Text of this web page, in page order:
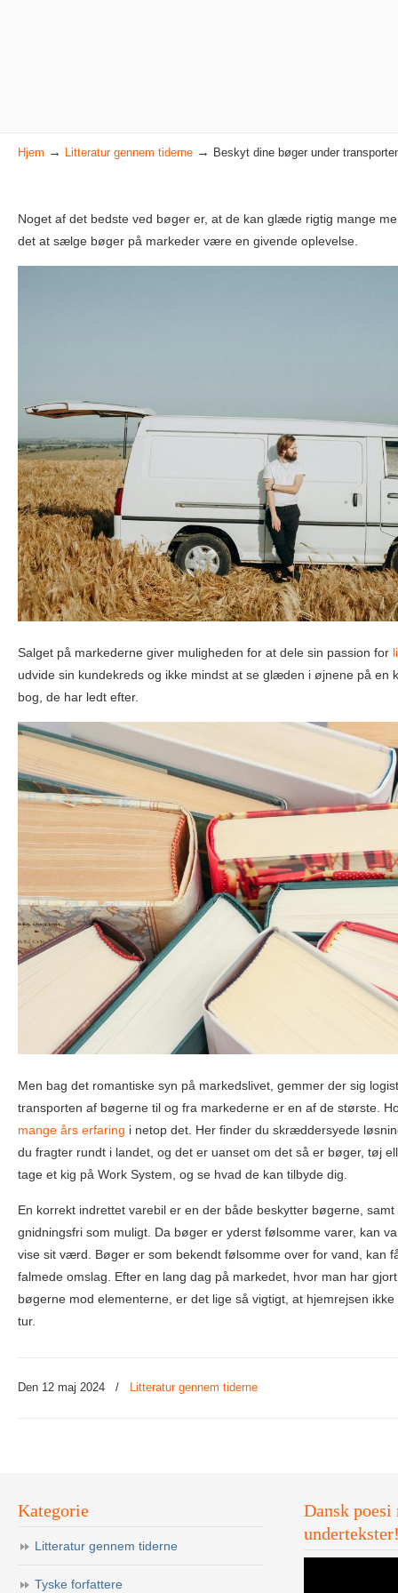
Hjem → Litteratur gennem tiderne → Beskyt dine bøger under
Noget af det bedste ved bøger er, at de kan glæde rigtig mange
det at sælge bøger på markeder være en givende oplevelse.
Salget på markederne giver muligheden for at dele sin passion for
udvide sin kundekreds og ikke mindst at se glæden i øjnene på en
bog, de har ledt efter.
Men bag det romantiske syn på markedslivet, gemmer der sig
transporten af bøgerne til og fra markederne er en af de største.
mange års erfaring i netop det. Her finder du skræddersyede
du fragter rundt i landet, og det er uanset om det så er bøger, tøj
tage et kig på Work System, og se hvad de kan tilbyde dig.
En korrekt indrettet varebil er en der både beskytter bøgerne,
gnidningsfri som muligt. Da bøger er yderst følsomme varer, kan
vise sit værd. Bøger er som bekendt følsomme over for vand, kan
falmede omslag. Efter en lang dag på markedet, hvor man har
bøgerne mod elementerne, er det lige så vigtigt, at hjemrejsen
tur.
Den 12 maj 2024 / Litteratur gennem tiderne
Kategorie
Litteratur gennem tiderne
Tyske forfattere
Dansk poesi